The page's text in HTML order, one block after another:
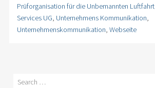
Prüforganisation für die Unbemannten Luftfahrt,
Services UG Unternehmens Kommunikation
Unternehmenskommunikation Webseite
Search